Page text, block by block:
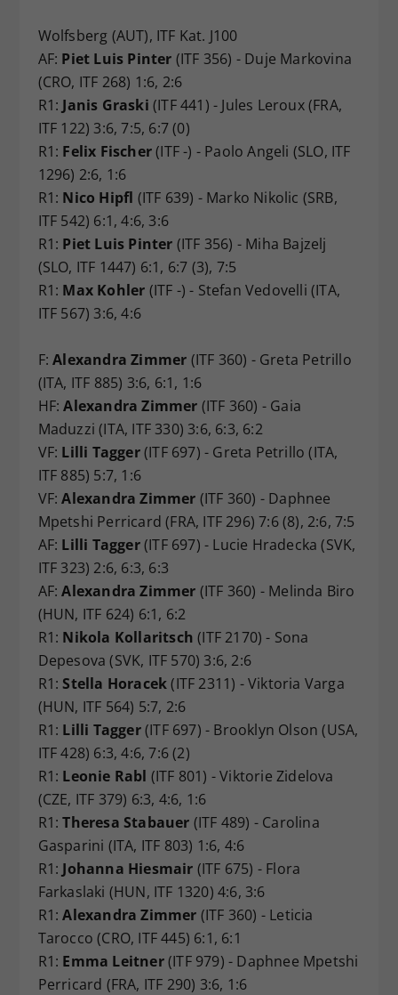
Wolfsberg (AUT), ITF Kat. J100
AF: Piet Luis Pinter (ITF 356) - Duje Markovina
(CRO, ITF 268) 1:6, 2:6
R1: Janis Graski (ITF 441) - Jules Leroux (FRA,
ITF 122) 3:6, 7:5, 6:7 (0)
R1: Felix Fischer(ITF -) - Paolo Angeli (SLO, ITF
1296) 2:6, 1:6
R1: Nico Hipfl (ITF 639) - Marko Nikolic (SRB,
ITF 542) 6:1, 4:6, 3:6
R1: Piet Luis Pinter (ITF 356) - Miha Bajzelj
(SLO, ITF 1447) 6:1, 6:7 (3), 7:5
R1: Max Kohler (ITF -) - Stefan Vedovelli (ITA,
ITF 567) 3:6, 4:6
F:Alexandra Zimmer (ITF 360) - Greta Petrillo
(ITA, ITF 885) 3:6, 6:1, 1:6
HF:Alexandra Zimmer (ITF 360) - Gaia
Maduzzi (ITA, ITF 330) 3:6, 6:3, 6:2
VF: Lilli Tagger(ITF 697) - Greta Petrillo (ITA,
ITF 885) 5:7, 1:6
VF:Alexandra Zimmer (ITF 360) - Daphnee
Mpetshi Perricard (FRA, ITF 296) 7:6 (8), 2:6, 7:5
AF: Lilli Tagger(ITF 697) - Lucie Hradecka (SVK,
ITF 323) 2:6, 6:3, 6:3
AF:Alexandra Zimmer (ITF 360) - Melinda Biro
(HUN, ITF 624) 6:1, 6:2
R1: Nikola Kollaritsch (ITF 2170) - Sona
Depesova (SVK, ITF 570) 3:6, 2:6
R1:Stella Horacek(ITF 2311) - Viktoria Varga
(HUN, ITF 564) 5:7, 2:6
R1: Lilli Tagger(ITF 697) - Brooklyn Olson (USA,
ITF 428) 6:3, 4:6, 7:6 (2)
R1: Leonie Rabl (ITF 801) - Viktorie Zidelova
(CZE, ITF 379) 6:3, 4:6, 1:6
R1:Theresa Stabauer (ITF 489) - Carolina
Gasparini (ITA, ITF 803) 1:6, 4:6
R1: Johanna Hiesmair (ITF 675) - Flora
Farkaslaki (HUN, ITF 1320) 4:6, 3:6
R1:Alexandra Zimmer (ITF 360) - Leticia
Tarocco (CRO, ITF 445) 6:1, 6:1
R1: Emma Leitner(ITF 979) - Daphnee Mpetshi
Perricard (FRA, ITF 290) 3:6, 1:6